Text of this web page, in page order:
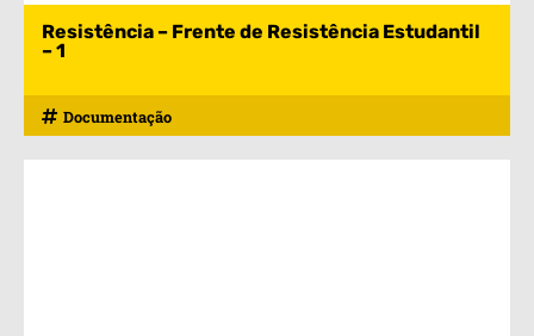
Resistência – Frente de Resistência Estudantil
– 1
Documentação